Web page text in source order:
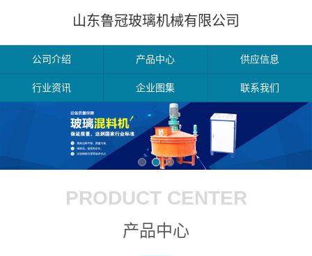
山东鲁冠玻璃机械有限公司
公司介绍 产品中心 供应信息
行业资讯 企业图集 联系我们
PRODUCT CENTER
产品中心